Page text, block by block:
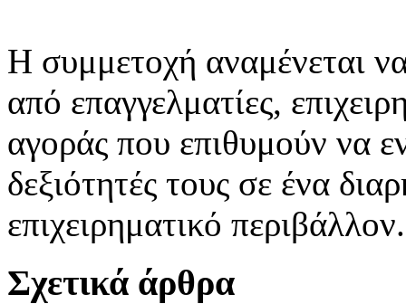
Η συμμετοχή αναμένεται
από επαγγελματίες,
αγοράς που επιθυμούν να
δεξιότητές τους σε ένα
επιχειρηματικό περιβάλλον.
Σχετικά άρθρα